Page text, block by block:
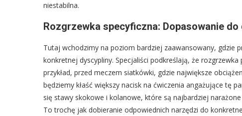
niestabilna.
Rozgrzewka specyficzna: Dopasowanie
Tutaj wchodzimy na poziom bardziej zaawansowany, gdzie
konkretnej dyscypliny. Specjaliści podkreślają, że
przykład, przed meczem siatkówki, gdzie największe
będziemy kłaść większy nacisk na ćwiczenia angażujące tę
się stawy skokowe i kolanowe, które są najbardziej
To trochę jak dobieranie odpowiednich narzędzi do